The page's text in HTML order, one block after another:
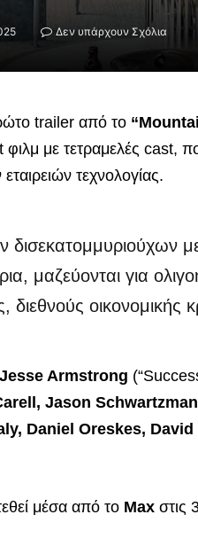
Δεν υπάρχουν Σχόλια
trailer από το
με τετραμελές cast,
τεχνολογίας.
μαζεύονται για
διεθνούς οικονομικής
Jesse Armstrong
Jason
Daniel Oreskes,
μέσα από το Max στις